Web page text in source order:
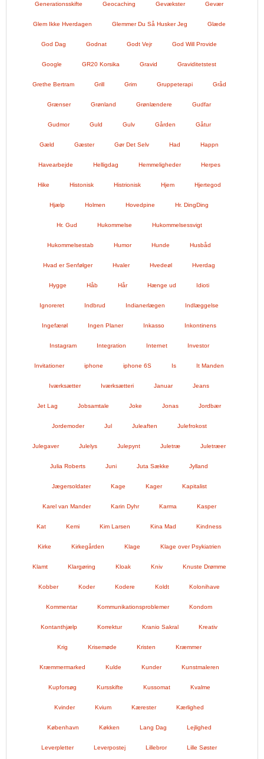
Generationsskifte Geocaching Gevækster Gevær
Glem Ikke Hverdagen Glemmer Du Så Husker Jeg Glæde
God Dag Godnat Godt Vejr God Will Provide
Google GR20 Korsika Gravid Graviditetstest
Grethe Bertram Grill Grim Gruppeterapi Gråd
Grænser Grønland Grønlændere Gudfar
Gudmor Guld Gulv Gården Gåtur
Gæld Gæster Gør Det Selv Had Happn
Havearbejde Helligdag Hemmeligheder Herpes
Hike Histonisk Histrionisk Hjem Hjertegod
Hjælp Holmen Hovedpine Hr. DingDing
Hr. Gud Hukommelse Hukommelsessvigt
Hukommelsestab Humor Hunde Husbåd
Hvad er Senfølger Hvaler Hvedeøl Hverdag
Hygge Håb Hår Hænge ud Idioti
Ignoreret Indbrud Indianerlægen Indlæggelse
Ingefærøl Ingen Planer Inkasso Inkontinens
Instagram Integration Internet Investor
Invitationer iphone iphone 6S Is It Manden
Iværksætter Iværksætteri Januar Jeans
Jet Lag Jobsamtale Joke Jonas Jordbær
Jordemoder Jul Juleaften Julefrokost
Julegaver Julelys Julepynt Juletræ Juletræer
Julia Roberts Juni Juta Sække Jylland
Jægersoldater Kage Kager Kapitalist
Karel van Mander Karin Dyhr Karma Kasper
Kat Kemi Kim Larsen Kina Mad Kindness
Kirke Kirkegården Klage Klage over Psykiatrien
Klamt Klargøring Kloak Kniv Knuste Drømme
Kobber Koder Kodere Koldt Kolonihave
Kommentar Kommunikationsproblemer Kondom
Kontanthjælp Korrektur Kranio Sakral Kreativ
Krig Krisemøde Kristen Kræmmer
Kræmmermarked Kulde Kunder Kunstmaleren
Kupforsøg Kursskifte Kussomat Kvalme
Kvinder Kvium Kærester Kærlighed
København Køkken Lang Dag Lejlighed
Leverpletter Leverpostej Lillebror Lille Søster